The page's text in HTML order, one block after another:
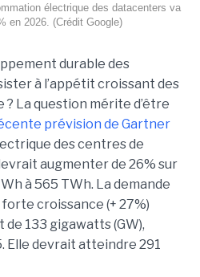
électrique des datacenters va
en 2026. (Crédit Google)
durable des
à l’appétit croissant des
La question mérite d’être
prévision de Gartner
des centres de
augmenter de 26% sur
à 565 TWh. La demande
croissance (+ 27%)
133 gigawatts (GW),
Elle devrait atteindre 291